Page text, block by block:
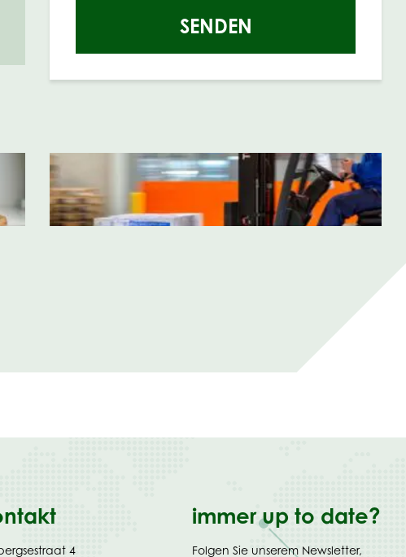
SENDEN
4
immer up to date?
Folgen Sie unserem Newsletter,